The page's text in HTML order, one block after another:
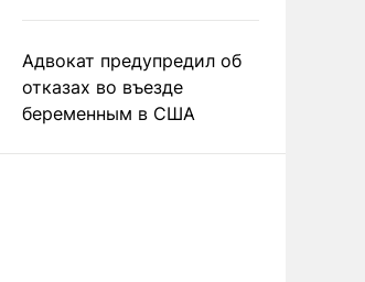
Адвокат предупредил об
отказах во въезде
беременным в США